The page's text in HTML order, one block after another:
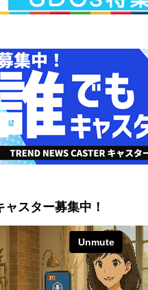
ャスター募集中！